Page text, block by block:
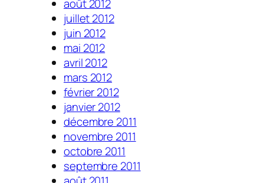
août 2012
juillet 2012
juin 2012
mai 2012
avril 2012
mars 2012
février 2012
janvier 2012
décembre 2011
novembre 2011
octobre 2011
septembre 2011